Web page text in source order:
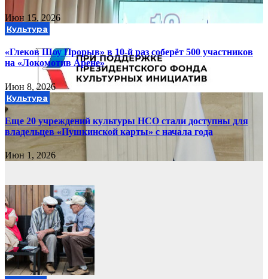
Июн 15, 2026
Культура
«Глеков Шоу Прорыв» в 10-й раз соберёт 500 участников
на «Локомотив Арене»
Июн 8, 2026
Культура
Еще 20 учреждений культуры НСО стали доступны для
владельцев «Пушкинской карты» с начала года
Июн 1, 2026